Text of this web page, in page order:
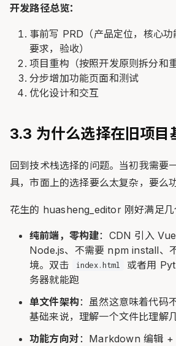
开发路径总览：
事前写 PRD（产品定位，核心
要求，验收）
项目重构（按照开发原则拆分和
分步增加功能页面和测试
优化设计和交互
3.3 为什么选择在旧项目
回到技术栈选择的问题。当初我需要
具，市面上的选择要么太复杂，要么
花生的 huasheng_editor 刚好满足几
纯前端，零构建：CDN 引入
Node.js、不需要 npm install、
境。双击
index.html
或者用
务器就能跑
单文件架构：虽然这意味着代码
基础来说，理解一个文件比理解
功能方向对：Markdown 编辑 +